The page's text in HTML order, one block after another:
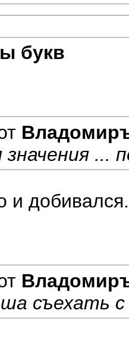
букв
...
и
съехать